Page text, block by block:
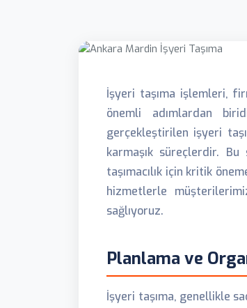
İşyeri taşıma işlemleri,
önemli adımlardan
gerçekleştirilen işyeri
karmaşık süreçlerdir.
taşımacılık için kritik
hizmetlerle
sağlıyoruz.
Planlama ve
İşyeri taşıma, genellikle